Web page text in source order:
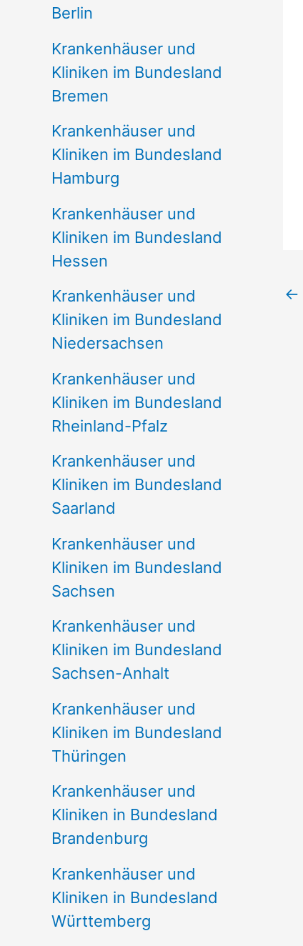
Berlin
Krankenhäuser und
Kliniken im Bundesland
Bremen
Krankenhäuser und
Kliniken im Bundesland
Hamburg
Krankenhäuser und
Kliniken im Bundesland
Hessen
Krankenhäuser und
Kliniken im Bundesland
Niedersachsen
Krankenhäuser und
Kliniken im Bundesland
Rheinland-Pfalz
Krankenhäuser und
Kliniken im Bundesland
Saarland
Krankenhäuser und
Kliniken im Bundesland
Sachsen
Krankenhäuser und
Kliniken im Bundesland
Sachsen-Anhalt
Krankenhäuser und
Kliniken im Bundesland
Thüringen
Krankenhäuser und
Kliniken in Bundesland
Brandenburg
Krankenhäuser und
Kliniken in Bundesland
Württemberg
←